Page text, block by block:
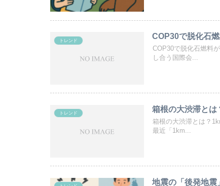
トレンド COP30で脱化石
COP30で脱化石燃料
し合う国際会...
トレンド 箱根の大渋滞とは
箱根の大渋滞とは？
最近「1km...
地震の「後発地震